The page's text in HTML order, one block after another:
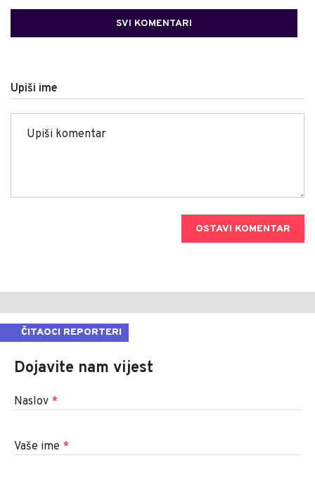
SVI KOMENTARI
Upiši ime
OSTAVI KOMENTAR
ČITAOCI REPORTERI
Dojavite nam vijest
Naslov *
Vaše ime *